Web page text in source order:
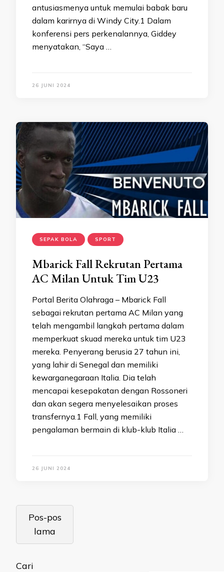
antusiasmenya untuk memulai babak baru
dalam karirnya di Windy City.1 Dalam
konferensi pers perkenalannya, Giddey
menyatakan, “Saya …
26 JUNI 2024
SEPAK BOLA SPORT
Mbarick Fall Rekrutan Pertama
AC Milan Untuk Tim U23
Portal Berita Olahraga – Mbarick Fall
sebagai rekrutan pertama AC Milan yang
telah mengambil langkah pertama dalam
memperkuat skuad mereka untuk tim U23
mereka. Penyerang berusia 27 tahun ini,
yang lahir di Senegal dan memiliki
kewarganegaraan Italia. Dia telah
mencapai kesepakatan dengan Rossoneri
dan akan segera menyelesaikan proses
transfernya.1 Fall, yang memiliki
pengalaman bermain di klub-klub Italia …
26 JUNI 2024
Navigasi
pos
Pos-pos
lama
Cari